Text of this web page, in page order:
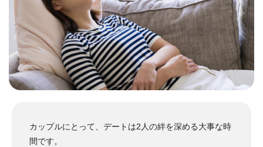
カップルにとって、デートは2人の絆を深める大事な時
間です。